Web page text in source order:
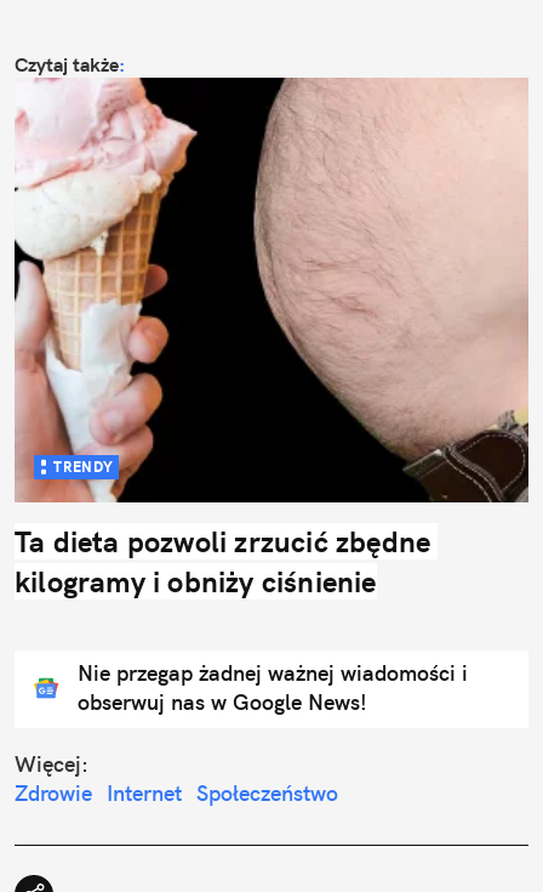
Czytaj także:
TRENDY
Ta dieta pozwoli zrzucić zbędne
kilogramy i obniży ciśnienie
Nie przegap żadnej ważnej wiadomości i
obserwuj nas w Google News!
Więcej:
Zdrowie Internet Społeczeństwo